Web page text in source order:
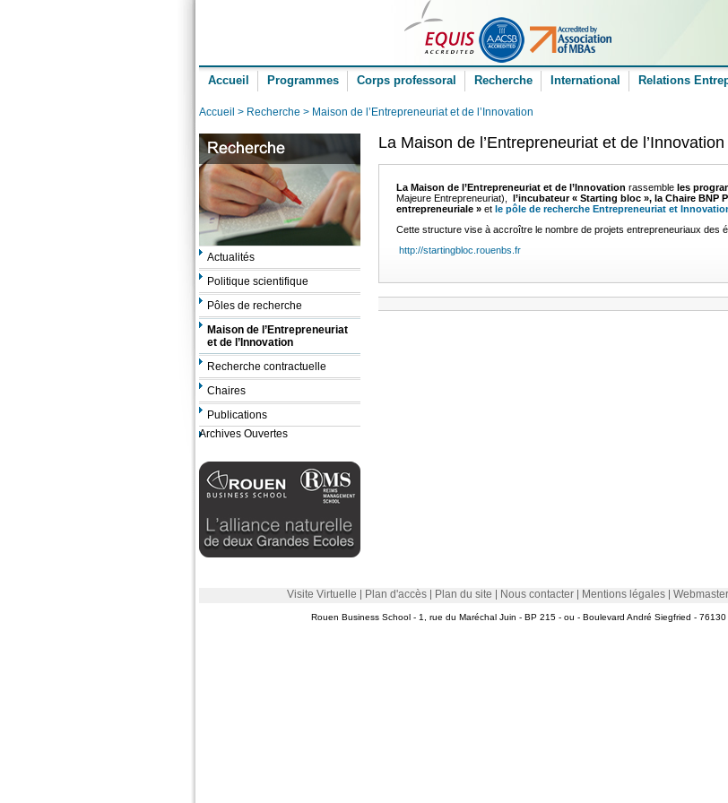
Accueil Programmes Corps professoral Recherche International Relations
Accueil > Recherche > Maison de l’Entrepreneuriat et de l’Innovation
Actualités
Politique scientifique
Pôles de recherche
Maison de l’Entrepreneuriat
et de l’Innovation
Recherche contractuelle
Chaires
Publications
Archives Ouvertes
La Maison de l’Entrepreneuriat et de l’Innovation
La Maison de l’Entrepreneuriat et de l’Innovation rassemble les
Majeure Entrepreneuriat),
l’incubateur « Starting bloc », la Chaire BNP
entrepreneuriale » et le pôle de recherche Entrepreneuriat et
Cette structure vise à accroître le nombre de projets entrepreneuriaux des
http://startingbloc.rouenbs.fr
Visite Virtuelle Plan d'accès Plan du site Nous contacter Mentions légales Webmaster
Rouen Business School - 1, rue du Maréchal Juin - BP 215 - ou - Boulevard André Siegfried -